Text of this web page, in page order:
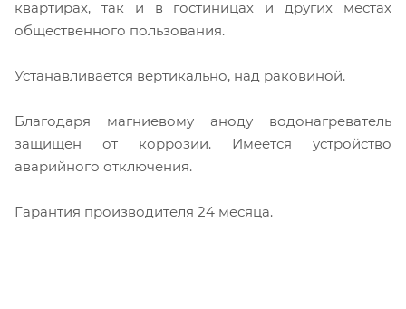
квартирах, так и в гостиницах и других местах
общественного пользования.
Устанавливается вертикально, над раковиной.
Благодаря магниевому аноду водонагреватель
защищен от коррозии. Имеется устройство
аварийного отключения.
Гарантия производителя 24 месяца.